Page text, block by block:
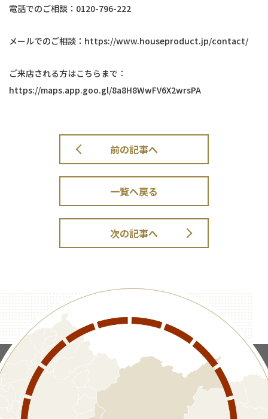
電話でのご相談：0120-796-222
メールでのご相談：https://www.houseproduct.jp/contact/
ご来店される方はこちらまで：
https://maps.app.goo.gl/8a8H8WwFV6X2wrsPA
前の記事へ
一覧へ戻る
次の記事へ